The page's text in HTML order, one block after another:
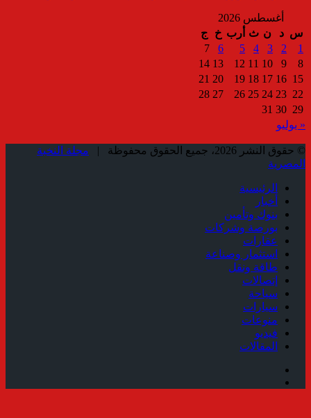
أغسطس 2026
س د ن ث أرب خ
ج
1
2
3
4
5
6
7
8
9
10
11
12
13
14
15
16
17
18
19
20
21
22
23
24
25
26
27
28
29
30
31
« يوليو
© حقوق النشر 2026، جميع الحقوق محفوظة |
مجلة النخبة
المصرية
الرئيسية
أخبار
بنوك وتأمين
بورصة وشركات
عقارات
استثمار وصناعة
طاقة ونقل
إتصالات
سياحة
سيارات
منوعات
فيديو
المقالات